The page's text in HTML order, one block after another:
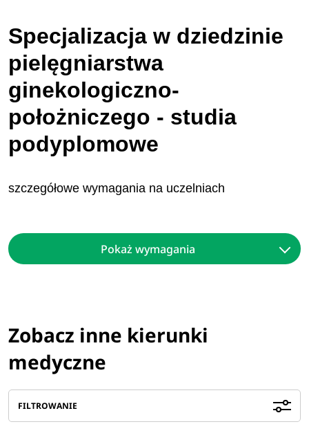
Specjalizacja w dziedzinie
pielęgniarstwa
ginekologiczno-
położniczego - studia
podyplomowe
szczegółowe wymagania na uczelniach
Pokaż wymagania
Zobacz inne kierunki
medyczne
FILTROWANIE